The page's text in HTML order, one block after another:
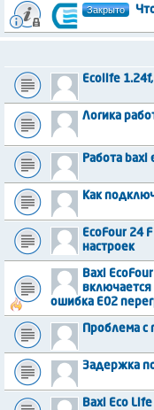
Закрыто
Ecolife
Логика
Работа baxi
Как
EcoFour 24
настроек
Baxi
включается
ошибка E02
Проблема с
Задержка
Baxi Eco